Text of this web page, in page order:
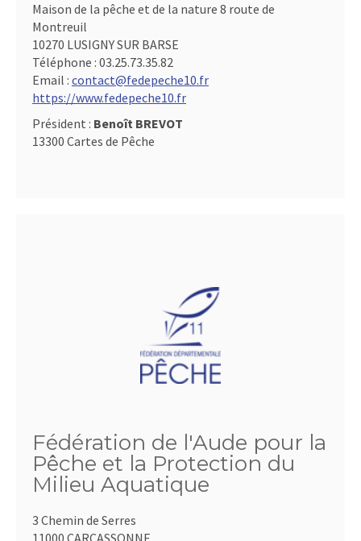
Maison de la pêche et de la nature 8 route de
Montreuil
10270 LUSIGNY SUR BARSE
Téléphone : 03.25.73.35.82
Email : contact@fedepeche10.fr
https://www.fedepeche10.fr
Président : Benoît BREVOT
13300 Cartes de Pêche
Fédération de l'Aude pour la
Pêche et la Protection du
Milieu Aquatique
3 Chemin de Serres
11000 CARCASSONNE